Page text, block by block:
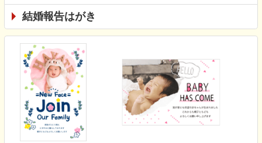
結婚報告はがき